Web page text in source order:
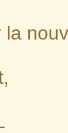
la